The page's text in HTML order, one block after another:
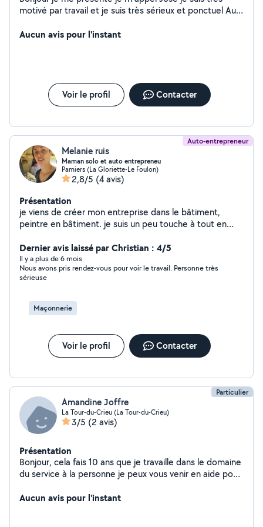
motivé par travail et je suis très sérieux et ponctuel Au
Aucun avis pour l'instant
Voir le profil Contacter
Auto-entrepreneur
Melanie ruis
Maman solo et auto entrepreneu
Pamiers (La Gloriette-Le Foulon)
2,8/5 (4 avis)
Présentation
je viens de créer mon entreprise dans le bâtiment,
peintre en bâtiment. je suis un peu touche à tout en
Dernier avis laissé par Christian : 4/5
Il y a plus de 6 mois
Nous avons pris rendez-vous pour voir le travail. Personne très
sérieuse
Maçonnerie
Voir le profil Contacter
Particulier
Amandine Joffre
La Tour-du-Crieu (La Tour-du-Crieu)
3/5 (2 avis)
Présentation
Bonjour, cela fais 10 ans que je travaille dans le domaine
du service à la personne je peux vous venir en aide pour
de la personne ...
Aucun avis pour l'instant